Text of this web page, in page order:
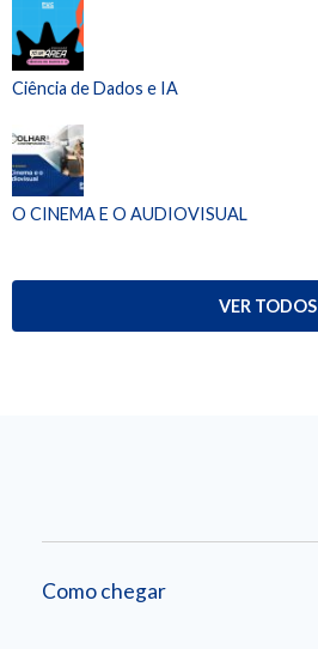
Ciência de Dados e IA
O CINEMA E O AUDIOVISUAL
VER TODOS
Como chegar